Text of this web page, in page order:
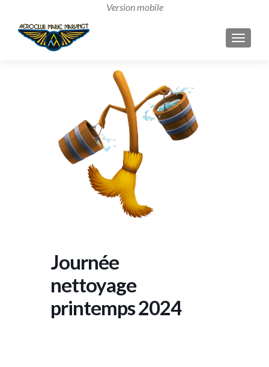
Journée
nettoyage
printemps 2024